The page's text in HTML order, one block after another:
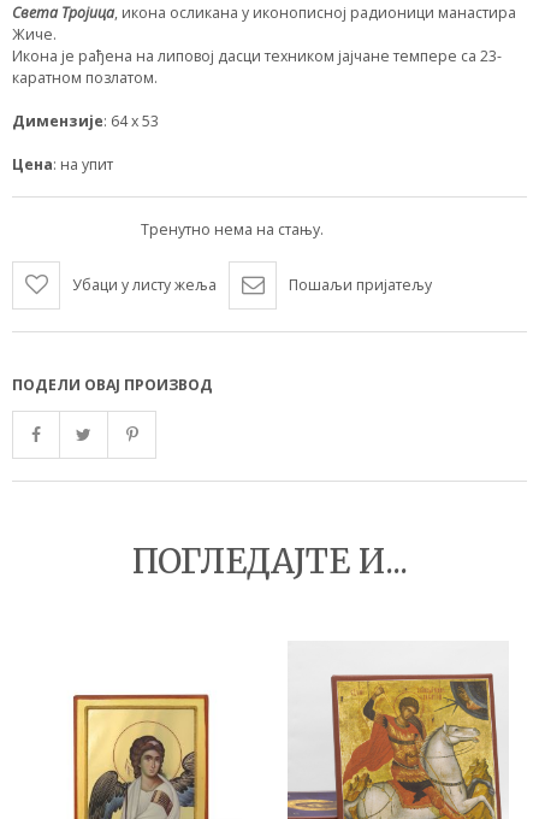
Света Тројица, икона осликана у иконописној радионици манастира
Жиче.
Икона је рађена на липовој дасци техником јајчане темпере са 23-
каратном позлатом.
Димензије: 64 x 53
Цена: на упит
Тренутно нема на стању.
Убаци у листу жеља Пошаљи пријатељу
ПОДЕЛИ ОВАЈ ПРОИЗВОД
ПОГЛЕДАЈТЕ И...